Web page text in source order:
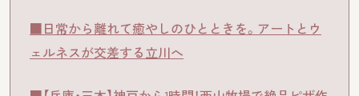
■日常から離れて癒やしのひとときを。アートとウ
ェルネスが交差する立川へ